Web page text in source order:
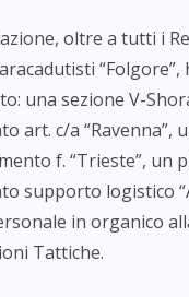
oltre a tutti i
“Folgore”,
una sezione V-
art. c/a “Ravenna”,
f. “Trieste”, un
supporto logistico
in organico
Tattiche.